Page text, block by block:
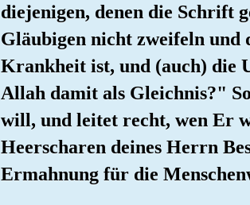
diejenigen, denen die Schrift
Gläubigen nicht zweifeln und
Krankheit ist, und (auch) die
Allah damit als Gleichnis?"
will, und leitet recht, wen Er
Heerscharen deines Herrn
Ermahnung für die